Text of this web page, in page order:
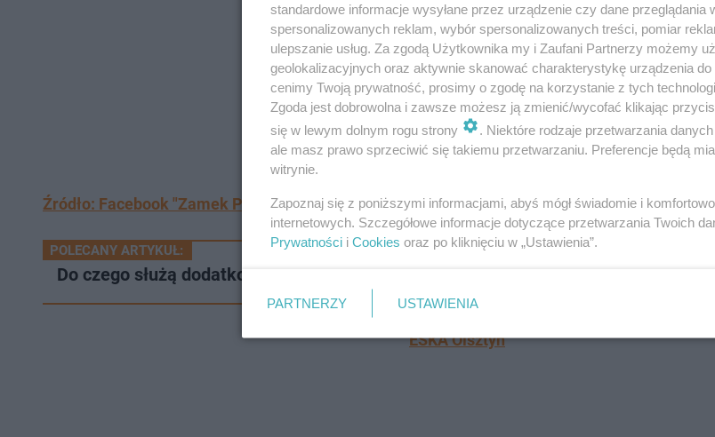
Źródło: Facebook "Zamek Pisz"
POLECANY ARTYKUŁ:
Do czego służą dodatkowe dziurki w trampkach? Na pewno nie do wietrzenia stóp!
ESKA Olsztyn
standardowe informacje wysyłane przez urządzenie czy dane przeglądania
spersonalizowanych reklam, wybór spersonalizowanych treści, pomiar
ulepszanie usług. Za zgodą Użytkownika my i Zaufani Partnerzy możemy
geolokalizacyjnych oraz aktywnie skanować charakterystykę urządzenia
cenimy Twoją prywatność, prosimy o zgodę na korzystanie z tych
Zgoda jest dobrowolna i zawsze możesz ją zmienić/wycofać klikając
się w lewym dolnym rogu strony
. Niektóre rodzaje przetwarzania
ale masz prawo sprzeciwić się takiemu przetwarzaniu. Preferencje będą
witrynie.
Zapoznaj się z poniższymi informacjami, abyś mógł świadomie i
internetowych. Szczegółowe informacje dotyczące przetwarzania Twoich
Prywatności i Cookies oraz po kliknięciu w „Ustawienia”.
PARTNERZY USTAWIENIA